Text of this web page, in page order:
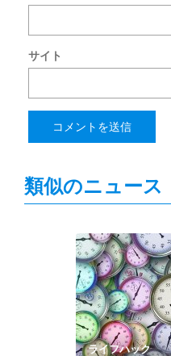
サイト
類似のニュース
ライフハック